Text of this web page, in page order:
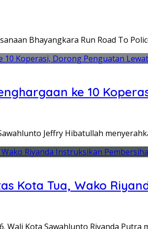
Bhayangkara Run Road To
ke 10
Jeffry Hibatullah
Kota Tua, Wako
Wali Kota Sawahlunto Riyanda